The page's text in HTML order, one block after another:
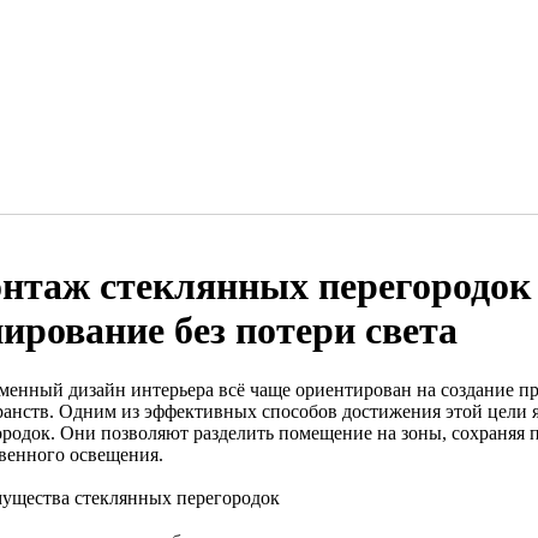
стеклянных
без потери света
дизайн интерьера всё чаще ориентирован на создание
Одним из эффективных способов достижения этой цели
Они позволяют разделить помещение на зоны,
освещения.
стеклянных перегородок